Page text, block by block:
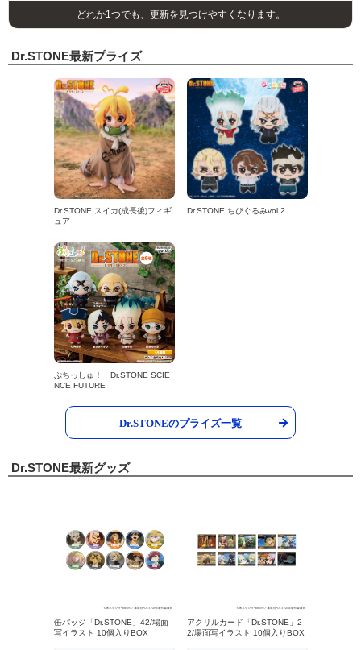
どれか1つでも、更新を見つけやすくなります。
Dr.STONE最新プライズ
Dr.STONE スイカ(成長後)フィギ
ュア
Dr.STONE ちびぐるみvol.2
ぷちっしゅ！ Dr.STONE SCIE
NCE FUTURE
Dr.STONEのプライズ一覧
Dr.STONE最新グッズ
缶バッジ「Dr.STONE」42/場面
写イラスト 10個入りBOX
アクリルカード「Dr.STONE」2
2/場面写イラスト 10個入りBOX